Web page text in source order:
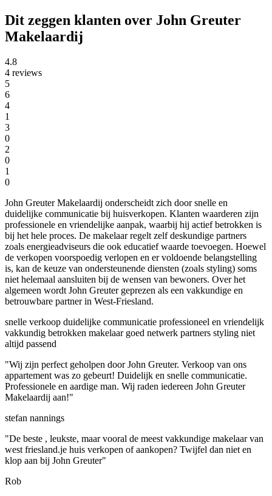
Dit zeggen klanten over John Greuter
Makelaardij
4.8
4 reviews
5
6
4
1
3
0
2
0
1
0
John Greuter Makelaardij onderscheidt zich door snelle en
duidelijke communicatie bij huisverkopen. Klanten waarderen zijn
professionele en vriendelijke aanpak, waarbij hij actief betrokken is
bij het hele proces. De makelaar regelt zelf deskundige partners
zoals energieadviseurs die ook educatief waarde toevoegen. Hoewel
de verkopen voorspoedig verlopen en er voldoende belangstelling
is, kan de keuze van ondersteunende diensten (zoals styling) soms
niet helemaal aansluiten bij de wensen van bewoners. Over het
algemeen wordt John Greuter geprezen als een vakkundige en
betrouwbare partner in West-Friesland.
snelle verkoop duidelijke communicatie professioneel en vriendelijk
vakkundig betrokken makelaargoed netwerk partners styling niet
altijd passend
"Wij zijn perfect geholpen door John Greuter. Verkoop van ons
appartement was zo gebeurt! Duidelijk en snelle communicatie.
Professionele en aardige man. Wij raden iedereen John Greuter
Makelaardij aan!"
stefan nannings
"De beste , leukste, maar vooral de meest vakkundige makelaar van
west friesland.je huis verkopen of aankopen? Twijfel dan niet en
klop aan bij John Greuter"
Rob